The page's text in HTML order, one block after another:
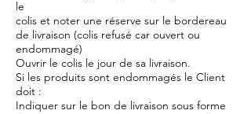
le
colis et noter une réserve sur le bordereau
de livraison (colis refusé car ouvert ou
endommagé)
Ouvrir le colis le jour de sa livraison.
Si les produits sont endommagés le Client
doit :
Indiquer sur le bon de livraison sous forme